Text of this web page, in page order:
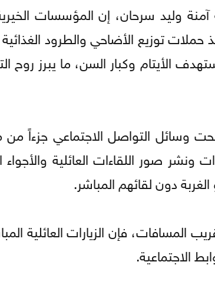
وليد سرحان، إن المؤسسات
حملات توزيع الأضاحي والطرود
الأيتام وكبار السن، ما يبرز روح
التواصل الاجتماعي جزءاً من
ونشر صور اللقاءات العائلية والأجواء
دون لقائهم المباشر.
فإن الزيارات العائلية
الاجتماعية.